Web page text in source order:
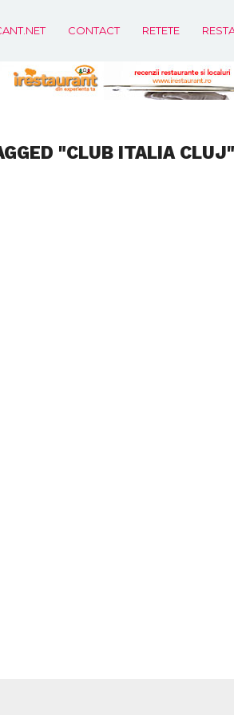
CONTACT RETETE
"CLUB ITALIA CLUJ"